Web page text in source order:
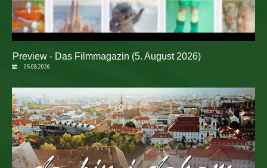
Preview - Das Filmmagazin (5. August 2026)
05.08.2026